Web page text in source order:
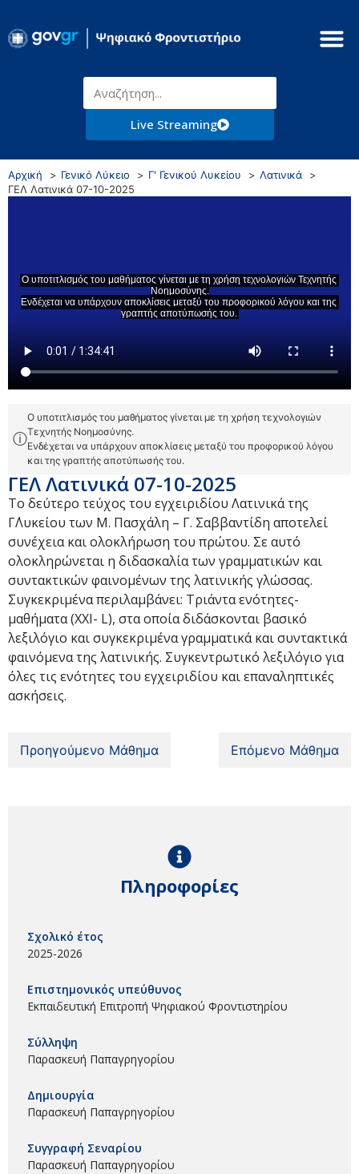
Live Streaming
Αρχική Γενικό Λύκειο Γ' Γενικού Λυκείου
Λατινικά
ΓΕΛ Λατινικά 07-10-2025
ⓘ
Ο υποτιτλισμός του μαθήματος γίνεται με τη χρήση τεχνολογιών
Τεχνητής Νοημοσύνης.
Ενδέχεται να υπάρχουν αποκλίσεις μεταξύ του προφορικού λόγου
και της γραπτής αποτύπωσής του.
ΓΕΛ Λατινικά 07-10-2025
Το δεύτερο τεύχος του εγχειριδίου Λατινικά της
Γ΄Λυκείου των Μ. Πασχάλη – Γ. Σαββαντίδη αποτελεί
συνέχεια και ολοκλήρωση του πρώτου. Σε αυτό
ολοκληρώνεται η διδασκαλία των γραμματικών και
συντακτικών φαινομένων της λατινικής γλώσσας.
Συγκεκριμένα περιλαμβάνει: Τριάντα ενότητες-
μαθήματα (XXI- L), στα οποία διδάσκονται βασικό
λεξιλόγιο και συγκεκριμένα γραμματικά και συντακτικά
φαινόμενα της λατινικής. Συγκεντρωτικό λεξιλόγιο για
όλες τις ενότητες του εγχειριδίου και επαναληπτικές
ασκήσεις.
Προηγούμενο Μάθημα Επόμενο Μάθημα
Πληροφορίες
Σχολικό έτος
2025-2026
Επιστημονικός υπεύθυνος
Εκπαιδευτική Επιτροπή Ψηφιακού Φροντιστηρίου
Σύλληψη
Παρασκευή Παπαγρηγορίου
Δημιουργία
Παρασκευή Παπαγρηγορίου
Συγγραφή Σεναρίου
Παρασκευή Παπαγρηγορίου